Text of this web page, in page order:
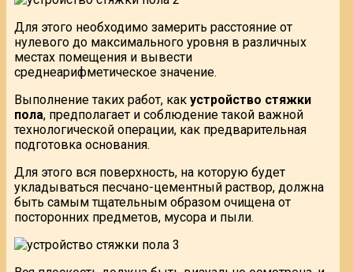
Для этого необходимо замерить расстояние от
нулевого до максимального уровня в различных
местах помещения и вывести
среднеарифметическое значение.
Выполнение таких работ, как устройство стяжки
пола, предполагает и соблюдение такой важной
технологической операции, как предварительная
подготовка основания.
Для этого вся поверхность, на которую будет
укладываться песчано-цементный раствор, должна
быть самым тщательным образом очищена от
посторонних предметов, мусора и пыли.